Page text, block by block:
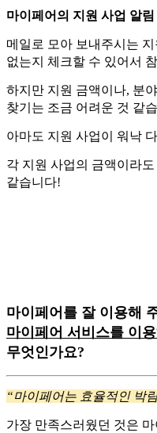
마이페어의 지원 사업 알
메일로 모아 보내주시는
없는지 체크할 수 있어서
하지만 지원 금액이나, 분
찾기는 조금 어려운 것 같
아마도 지원 사업이 워낙
각 지원 사업의 금액이라
같습니다!
마이페어를 잘 이용해
마이페어 서비스를 이
무엇인가요?
“마이페어는 효율적인 박
가장 만족스러웠던 것은